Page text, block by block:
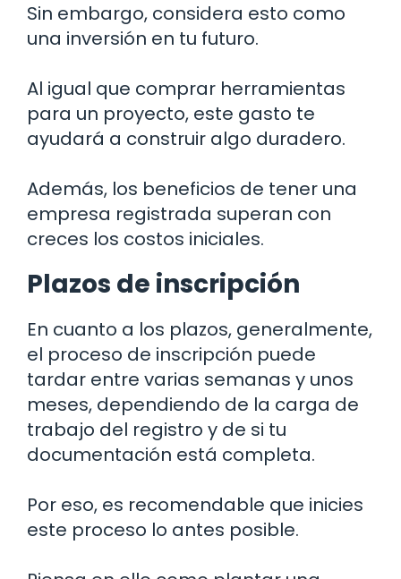
Sin embargo, considera esto como
una inversión en tu futuro.
Al igual que comprar herramientas
para un proyecto, este gasto te
ayudará a construir algo duradero.
Además, los beneficios de tener una
empresa registrada superan con
creces los costos iniciales.
Plazos de inscripción
En cuanto a los plazos, generalmente,
el proceso de inscripción puede
tardar entre varias semanas y unos
meses, dependiendo de la carga de
trabajo del registro y de si tu
documentación está completa.
Por eso, es recomendable que inicies
este proceso lo antes posible.